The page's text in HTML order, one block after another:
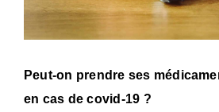
Peut-on prendre ses
en cas de covid-19 ?